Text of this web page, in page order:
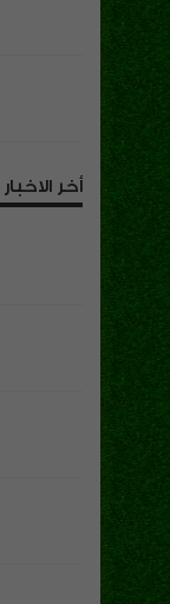
أخر الاخبار